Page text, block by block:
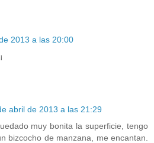
2013 a las 20:00
abril de 2013 a las 21:29
muy bonita la superficie, tengo
bizcocho de manzana, me encantan.